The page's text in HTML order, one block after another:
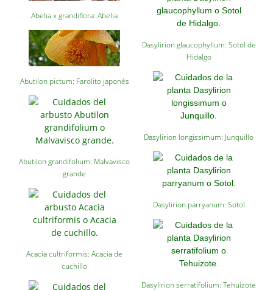
Hongos
Carencias
Fotos
Flores y Plantas
Árboles y Palmeras
Arbustos y Trepadoras
Cactus y Suculentas
Abelia x grandiflora: Abelia
Abutilon pictum: Farolito japonés
Abutilon grandifolium: Malvavisco
grande
Acacia cultriformis: Acacia de
cuchillo
Dasylirion glaucophyllum: Sotol de
Hidalgo
Dasylirion longissimum: Junquillo
Dasylirion parryanum: Sotol
Dasylirion serratifolium: Tehuizote